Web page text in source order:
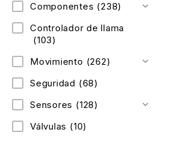
Componentes (238)
Controlador de llama
(103)
Movimiento (262)
Seguridad (68)
Sensores (128)
Válvulas (10)